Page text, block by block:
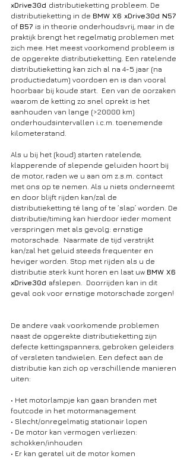
xDrive30d distributieketting probleem. De
distributieketting in de BMW X6 xDrive30d N57
of B57 is in theorie onderhoudsvrij, maar in de
praktijk brengt het regelmatig problemen met
zich mee. Het meest voorkomend probleem is
de opgerekte distributieketting. Een ratelende
distributieketting kan zich al na 4-5 jaar (na
productiedatum) voordoen en is dan vooral
hoorbaar bij koude start.  Een van de oorzaken
waarom de ketting zo snel oprekt is het
aanhouden van lange (>20000 km)
onderhoudsintervallen i.c.m. toenemende
kilometerstand.
Als u bij het (koud) starten ratelende,
klapperende of slepende geluiden hoort bij
de motor, raden we u aan om z.s.m. contact
met ons op te nemen. Als u niets onderneemt
en door blijft rijden kan/zal de
distributieketting té lang of te ‘slap’ worden. De
distributie/timing kan hierdoor ieder moment
verspringen met als gevolg: ernstige
motorschade.  Naarmate de tijd verstrijkt
kan/zal het geluid steeds frequenter en
heviger worden. Stop met rijden als u de
distributie sterk kunt horen en laat uw BMW X6
xDrive30d afslepen.  Doorrijden kan in dit
geval ook voor ernstige motorschade zorgen!
De andere vaak voorkomende problemen
naast de opgerekte distributieketting zijn
defecte kettingspanners, gebroken geleiders
of versleten tandwielen. Een defect aan de
distributie kan zich op verschillende manieren
uiten:
• Het motorlampje kan gaan branden met
foutcode in het motormanagement
• Slecht/onregelmatig stationair lopen
• De motor kan vermogen verliezen:
schokken/inhouden
• Er kan geratel uit de motor komen